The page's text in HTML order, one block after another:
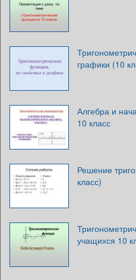
графики (10
Алгебра и
10 класс
Решение
класс)
учащихся 10